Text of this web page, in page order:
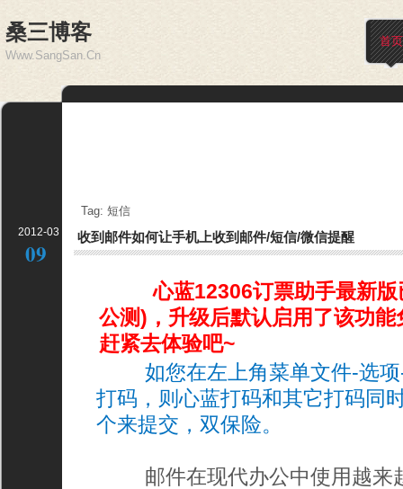
桑三博客
Www.SangSan.Cn
首页
Tag: 短信
2012-03
09
收到邮件如何让手机上收到邮件/短信/微信提醒
心蓝12306订票助手最新
公测)，升级后默认启用了该功能
赶紧去体验吧~
如您在左上角菜单文件-选项-
打码，则心蓝打码和其它打码同
个来提交，双保险。
邮件在现代办公中使用越来